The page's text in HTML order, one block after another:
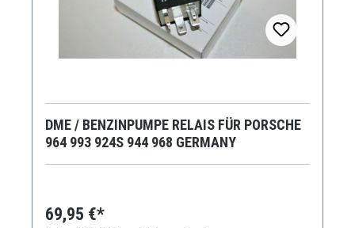
DME / BENZINPUMPE RELAIS FÜR PORSCHE
964 993 924S 944 968 GERMANY
69,95 €*